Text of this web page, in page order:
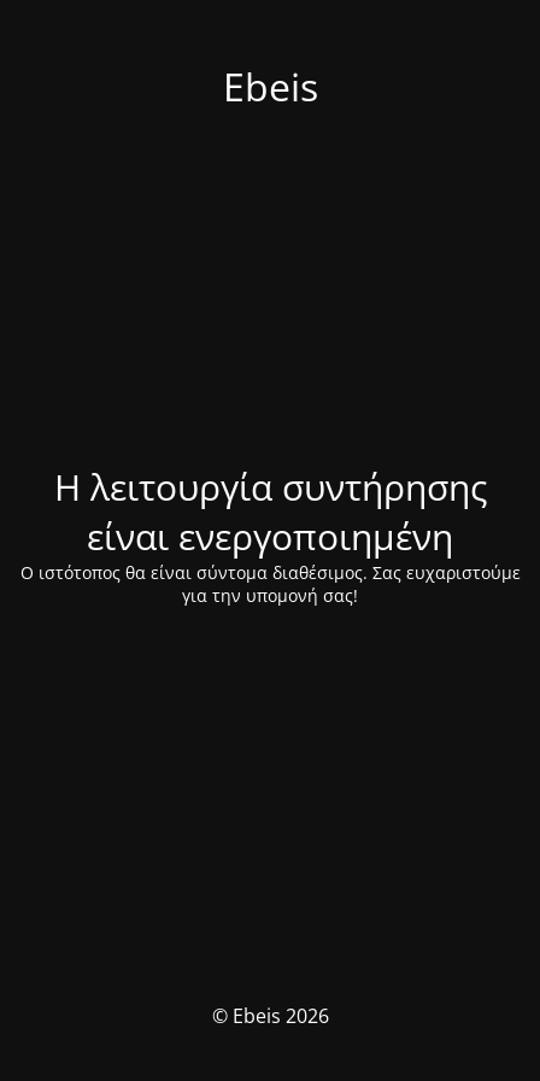
Ebeis
Η λειτουργία συντήρησης
είναι ενεργοποιημένη
Ο ιστότοπος θα είναι σύντομα διαθέσιμος. Σας ευχαριστούμε
για την υπομονή σας!
© Ebeis 2026